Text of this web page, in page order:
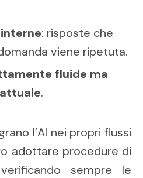
: risposte che
viene ripetuta.
fluide ma
.
l’AI nei propri flussi
adottare procedure di
sempre le